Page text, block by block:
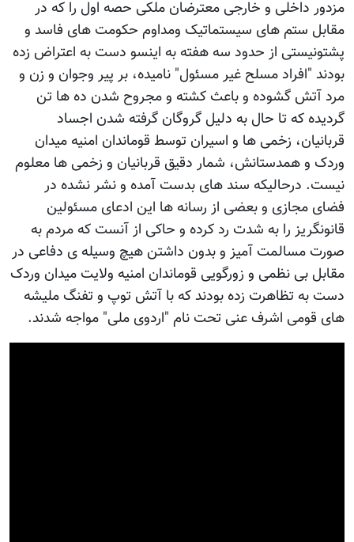
مزدور داخلی و خارجی معترضان ملکی حصه اول را که در
مقابل ستم های سیستماتیک ومداوم حکومت های فاسد و
پشتونیستی از حدود سه هفته به اینسو دست به اعتراض زده
بودند "افراد مسلح غیر مسئول" نامیده، بر پیر وجوان و زن و
مرد آتش گشوده و باعث کشته و مجروح شدن ده ها تن
گردیده که تا حال به دلیل گروگان گرفته شدن اجساد
قربانیان، زخمی ها و اسیران توسط قوماندان امنیه میدان
وردک و همدستانش، شمار دقیق قربانیان و زخمی ها معلوم
نیست. درحالیکه سند های بدست آمده و نشر نشده در
فضای مجازی و بعضی از رسانه ها این ادعای مسئولین
قانونگریز را به شدت رد کرده و حاکی از آنست که مردم به
صورت مسالمت آمیز و بدون داشتن هیچ وسیله ی دفاعی در
مقابل بی نظمی و زورگویی قوماندان امنیه ولایت میدان وردک
دست به تظاهرت زده بودند که با آتش توپ و تفنگ ملیشه
های قومی اشرف عنی تحت نام "اردوی ملی" مواجه شدند.